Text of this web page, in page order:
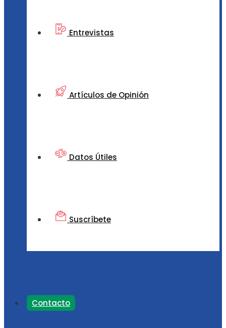
Entrevistas
Artículos de Opinión
Datos Útiles
Suscríbete
Contacto